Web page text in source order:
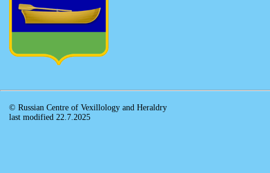
© Russian Centre of Vexillology and Heraldry
last modified 22.7.2025